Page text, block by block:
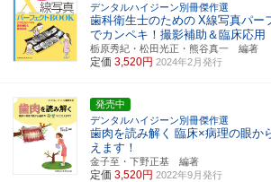
デンタルハイジーン別冊傑作選
歯科衛生士のための X線写真パー
でカンペキ！撮影補助＆臨床応用
栃原秀紀・松田光正・熊谷真一 編著
定価 3,520円 2024年2月発行
発売中
デンタルハイジーン別冊傑作選
歯肉を読み解く 臨床×病理の眼か
えます！
金子至・下野正基 編著
定価 3,520円 2022年9月発行